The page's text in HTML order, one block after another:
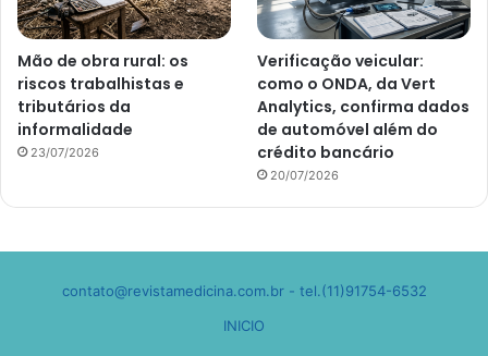
Mão de obra rural: os
riscos trabalhistas e
tributários da
informalidade
23/07/2026
Verificação veicular:
como o ONDA, da Vert
Analytics, confirma dados
de automóvel além do
crédito bancário
20/07/2026
contato@revistamedicina.com.br- tel.(11)91754-6532
INICIO